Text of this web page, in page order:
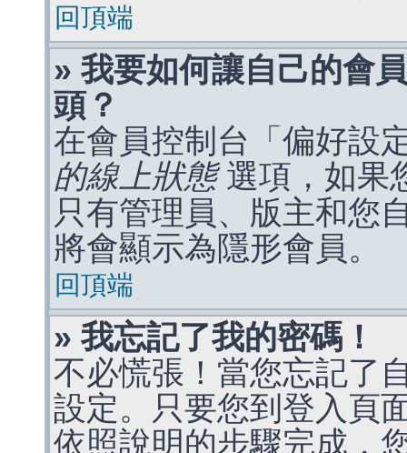
回頂端
» 我要如何讓自己的會
頭？
在會員控制台「偏好設
的線上狀態選項，如果
只有管理員、版主和您
將會顯示為隱形會員。
回頂端
» 我忘記了我的密碼！
不必慌張！當您忘記了
設定。只要您到登入頁
依照說明的步驟完成，